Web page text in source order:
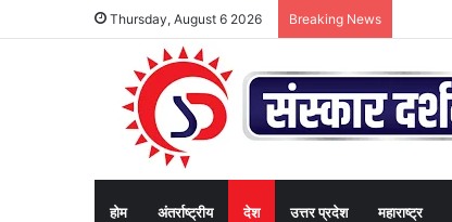
Thursday, August 6 2026 Breaking News
होम अंतर्राष्ट्रीय देश उत्तर प्रदेश महाराष्ट्र